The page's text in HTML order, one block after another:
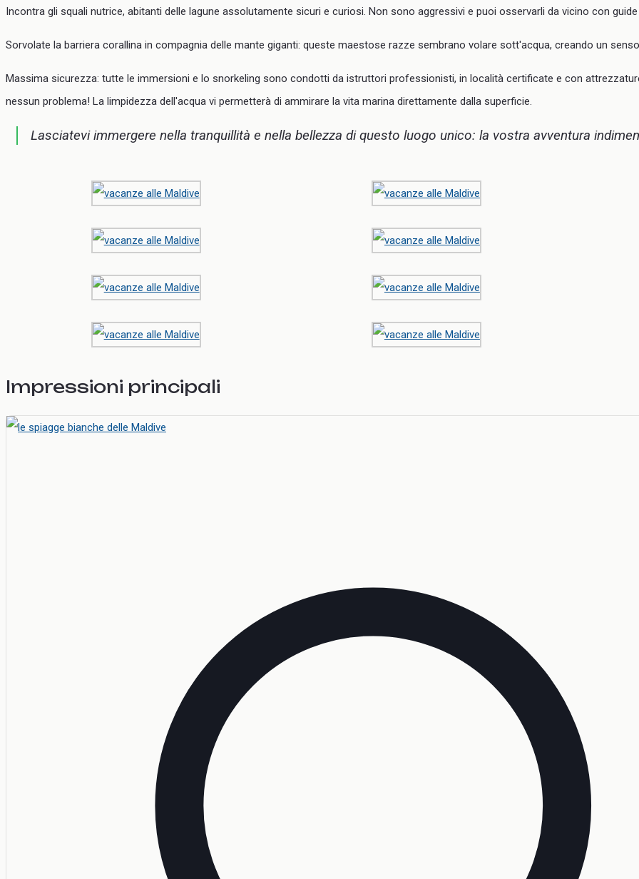
Incontra gli squali nutrice, abitanti delle lagune assolutamente sicuri e curiosi. Non sono aggressivi e puoi osservarli da vicino con
Sorvolate la barriera corallina in compagnia delle mante giganti: queste maestose razze sembrano volare sott'acqua, creando un
Massima sicurezza: tutte le immersioni e lo snorkeling sono condotti da istruttori professionisti, in località certificate e con
nessun problema! La limpidezza dell'acqua vi permetterà di ammirare la vita marina direttamente dalla superficie.
Lasciatevi immergere nella tranquillità e nella bellezza di questo luogo unico: la vostra avventura
Impressioni principali